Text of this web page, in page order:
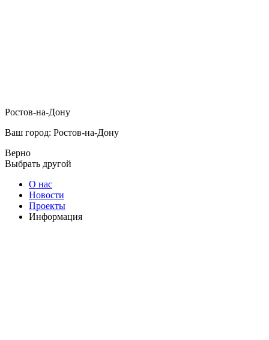
Ростов-на-Дону
Ваш город: Ростов-на-Дону
Верно
Выбрать другой
О нас
Новости
Проекты
Информация